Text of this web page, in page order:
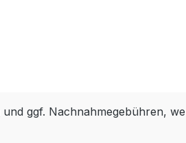
und ggf. Nachnahmegebühren,